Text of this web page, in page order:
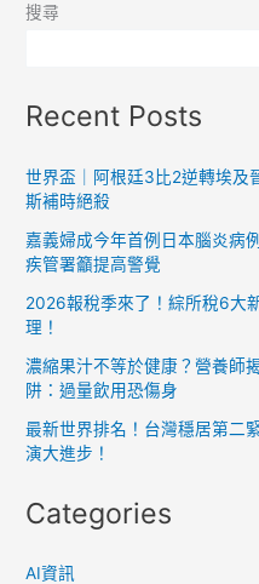
旅
示
府
深
夜
發
聲
明
強
烈
責
搜尋
Recent Posts
世界盃｜阿根廷3比2逆轉埃及
斯補時絕殺
嘉義婦成今年首例日本腦炎病
疾管署籲提高警覺
2026報稅季來了！綜所稅6大
理！
濃縮果汁不等於健康？營養師
阱：過量飲用恐傷身
最新世界排名！台灣穩居第二
演大進步！
Categories
AI資訊